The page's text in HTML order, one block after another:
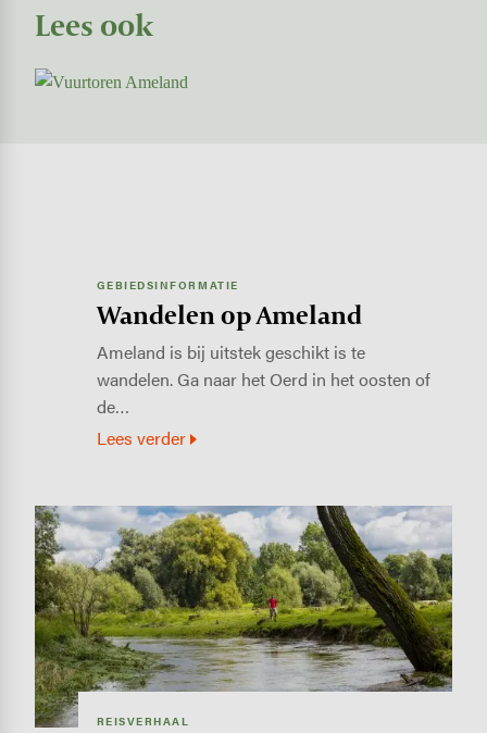
Lees ook
Image
GEBIEDSINFORMATIE
Wandelen op Ameland
Ameland is bij uitstek geschikt is te
wandelen. Ga naar het Oerd in het oosten of
de…
Lees verder
Image
REISVERHAAL